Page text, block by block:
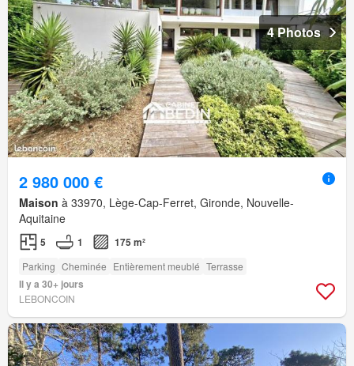
4 Photos
2 980 000 €
Maison à 33970, Lège-Cap-Ferret, Gironde, Nouvelle-
Aquitaine
5 1 175 m²
Parking Cheminée Entièrement meublé Terrasse
Il y a 30+ jours
LEBONCOIN